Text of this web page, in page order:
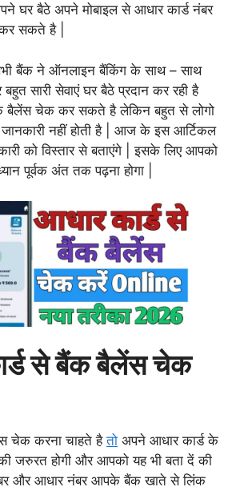
घर बैठे अपने मोबाइल से आधार कार्ड नंबर
सकते है |
बैंक ने ऑनलाइन बैंकिंग के साथ – साथ
सारी सेवाएं घर बैठे प्रदान कर रही है
बैलेंस चेक कर सकते है लेकिन बहुत से लोगो
नहीं होती है | आज के इस आर्टिकल
को विस्तार से बताएंगे | इसके लिए आपको
पूर्वक अंत तक पढ़ना होगा |
से बैंक बैलेंस चेक
चेक करना चाहते हैतो अपने आधार कार्ड के
जरुरत होगी और आपको यह भी बता दें की
और आधार नंबर आपके बैंक खाते से लिंक